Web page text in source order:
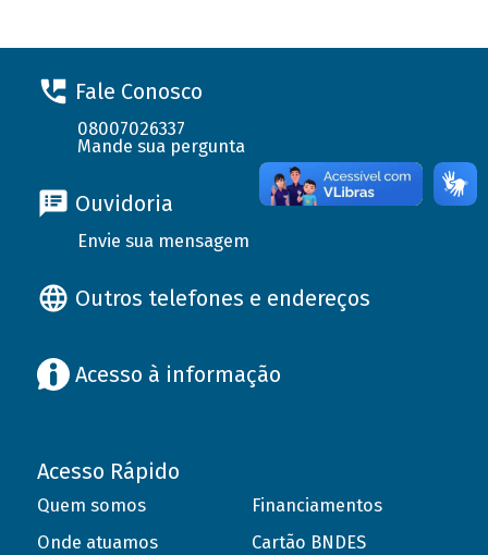
Fale Conosco
08007026337
Mande sua pergunta
Ouvidoria
Envie sua mensagem
Outros telefones e endereços
Acesso à informação
Acesso Rápido
Quem somos
Onde atuamos
Financiamentos
Cartão BNDES